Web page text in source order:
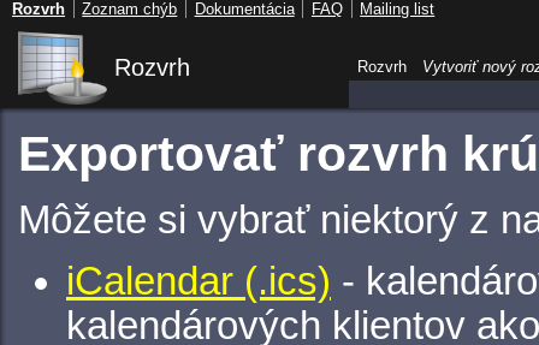
Rozvrh
Exportovať rozvrh
Môžete si vybrať niektorý z
iCalendar (.ics) -
kalendárových klientov
Rozvrh Vytvoriť nový
Rozvrh Zoznam chýb Dokumentácia FAQ Mailing list